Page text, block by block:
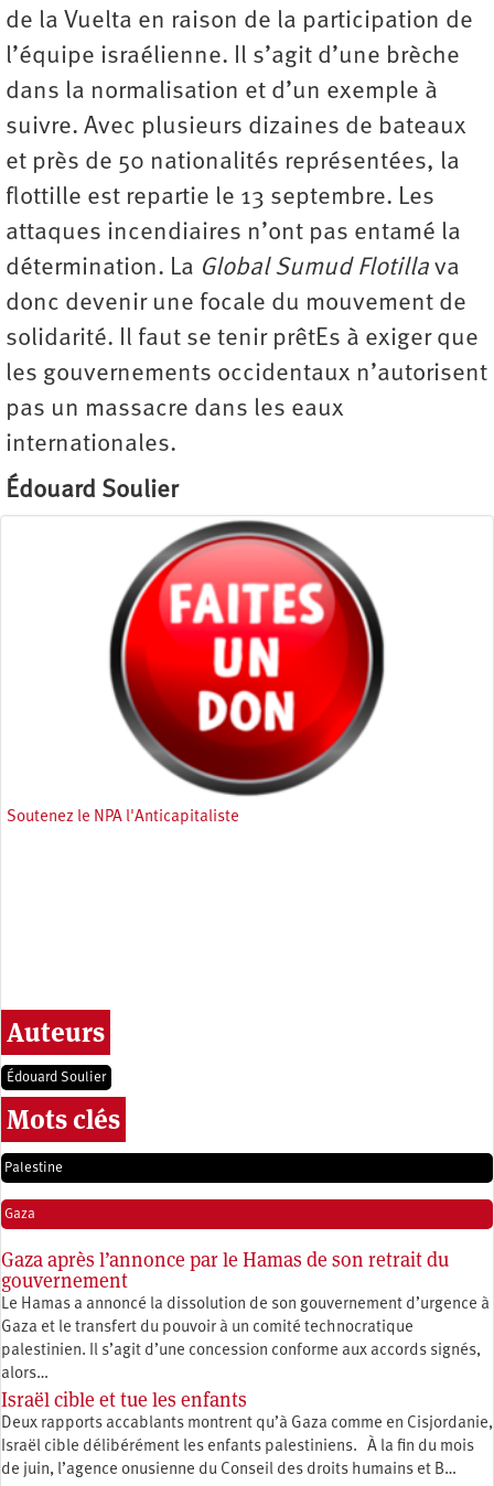
de la Vuelta en raison de la participation de
l’équipe israélienne. Il s’agit d’une brèche
dans la normalisation et d’un exemple à
suivre. Avec plusieurs dizaines de bateaux
et près de 50 nationalités représentées, la
flottille est repartie le 13 septembre. Les
attaques incendiaires n’ont pas entamé la
détermination. La Global Sumud Flotilla va
donc devenir une focale du mouvement de
solidarité. Il faut se tenir prêtEs à exiger que
les gouvernements occidentaux n’autorisent
pas un massacre dans les eaux
internationales.
Édouard Soulier
Soutenez le NPA l'Anticapitaliste
Auteurs
Édouard Soulier
Mots clés
Palestine
Gaza
Gaza après l’annonce par le Hamas de son retrait du
gouvernement
Le Hamas a annoncé la dissolution de son gouvernement d’urgence à
Gaza et le transfert du pouvoir à un comité technocratique
palestinien. Il s’agit d’une concession conforme aux accords signés,
alors…
Israël cible et tue les enfants
Deux rapports accablants montrent qu’à Gaza comme en Cisjordanie,
Israël cible délibérément les enfants palestiniens. À la fin du mois
de juin, l’agence onusienne du Conseil des droits humains et B…